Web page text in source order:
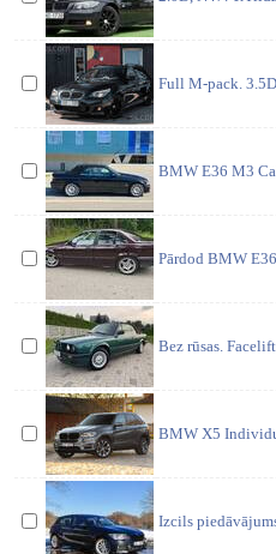
Full M-pack.
BMW E36 M3
Pārdod BMW
Bez rūsas.
BMW X5
Izcils